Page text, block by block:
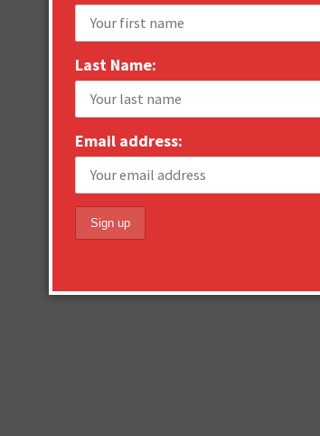
Last Name:
Email address: